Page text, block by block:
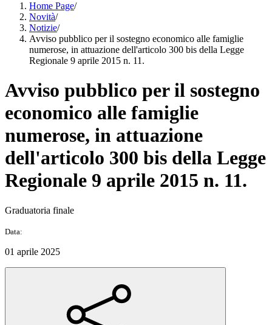
Home Page/
Novità/
Notizie/
Avviso pubblico per il sostegno economico alle famiglie
numerose, in attuazione dell'articolo 300 bis della Legge
Regionale 9 aprile 2015 n. 11.
Avviso pubblico per il sostegno
economico alle famiglie
numerose, in attuazione
dell'articolo 300 bis della Legge
Regionale 9 aprile 2015 n. 11.
Graduatoria finale
Data:
01 aprile 2025